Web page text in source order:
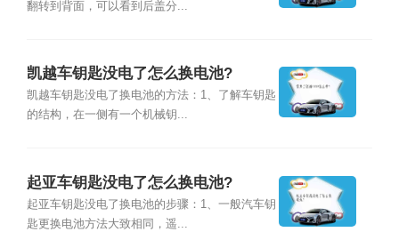
翻转到背面，可以看到后盖分...
凯越车钥匙没电了怎么换电池?
凯越车钥匙没电了换电池的方法：1、了解车钥匙
的结构，在一侧有一个机械钥...
起亚车钥匙没电了怎么换电池?
起亚车钥匙没电了换电池的步骤：1、一般汽车钥
匙更换电池方法大致相同，遥...